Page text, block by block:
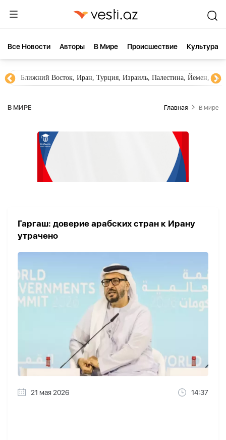
Все Новости Aвторы В Мире Происшествие Культура
Ближний Восток, Иран, Турция, Израиль, Палестина, Йемен,
В МИРЕ Главная В мире
Гаргаш: доверие арабских стран к Ирану
утрачено
21 мая 2026 14:37